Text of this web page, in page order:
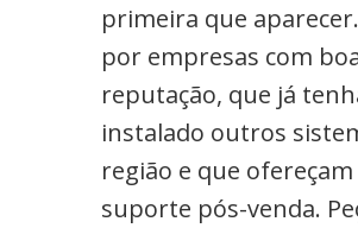
primeira que
por empresas com
reputação, que já
instalado outros
região e que
suporte pós-venda.